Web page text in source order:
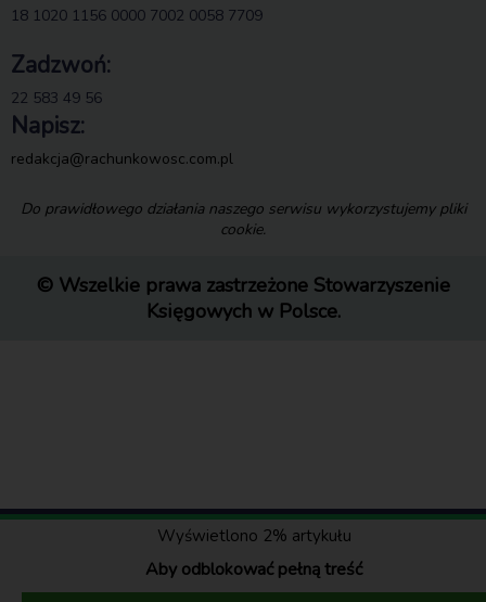
Wyświetlono 2% artykułu
Aby odblokować pełną treść
18 1020 1156 0000 7002 0058 7709
Zadzwoń:
22 583 49 56
Napisz:
redakcja@rachunkowosc.com.pl
Do prawidłowego działania naszego serwisu wykorzystujemy pliki
cookie.
© Wszelkie prawa zastrzeżone Stowarzyszenie
Księgowych w Polsce.